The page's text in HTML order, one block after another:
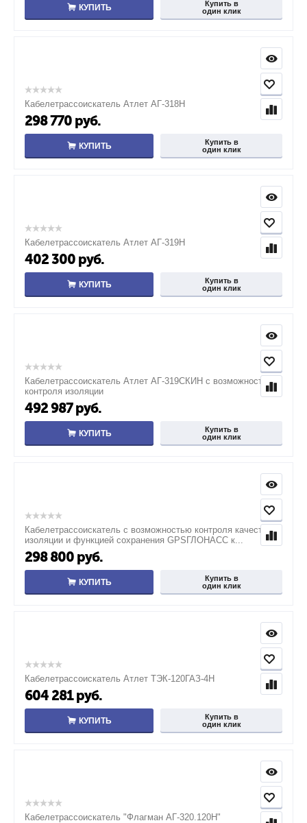
КУПИТЬ
Купить в
один клик
Кабелетрассоискатель Атлет АГ-318Н
298 770 руб.
КУПИТЬ
Купить в
один клик
Кабелетрассоискатель Атлет АГ-319Н
402 300 руб.
КУПИТЬ
Купить в
один клик
Кабелетрассоискатель Атлет АГ-319СКИН с возможностью
контроля изоляции
492 987 руб.
КУПИТЬ
Купить в
один клик
Кабелетрассоискатель с возможностью контроля качества
изоляции и функцией сохранения GPSГЛОНАСС к...
298 800 руб.
КУПИТЬ
Купить в
один клик
Кабелетрассоискатель Атлет ТЭК-120ГАЗ-4Н
604 281 руб.
КУПИТЬ
Купить в
один клик
Кабелетрассоискатель "Флагман АГ-320.120Н"